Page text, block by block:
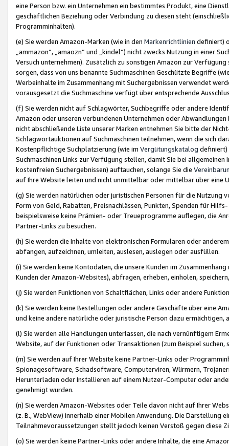
eine Person bzw. ein Unternehmen ein bestimmtes Produkt, eine
geschäftlichen Beziehung oder Verbindung zu diesen steht
Programminhalten).
(e) Sie werden Amazon-Marken (wie in den Markenrichtlinien definiert)
„ammazon“, „amaozn“ und „kindel“) nicht zwecks Nutzung in einer
Versuch unternehmen). Zusätzlich zu sonstigen Amazon zur
sorgen, dass von uns benannte Suchmaschinen Geschützte Begriffe
Werbeinhalte im Zusammenhang mit Suchergebnissen verwendet
vorausgesetzt die Suchmaschine verfügt über entsprechende
(f) Sie werden nicht auf Schlagwörter, Suchbegriffe oder andere
Amazon oder unseren verbundenen Unternehmen oder
nicht abschließende Liste unserer Marken entnehmen Sie bitte der
Schlagwortauktionen auf Suchmaschinen teilnehmen, wenn die sich
Kostenpflichtige Suchplatzierung (wie im Vergütungskatalog definiert)
Suchmaschinen Links zur Verfügung stellen, damit Sie bei
kostenfreien Suchergebnissen) auftauchen, solange Sie die
auf Ihre Website leiten und nicht unmittelbar oder mittelbar über eine
(g) Sie werden natürlichen oder juristischen Personen für die Nutzung
Form von Geld, Rabatten, Preisnachlässen, Punkten, Spenden für
beispielsweise keine Prämien- oder Treueprogramme auflegen, die
Partner-Links zu besuchen.
(h) Sie werden die Inhalte von elektronischen Formularen oder
abfangen, aufzeichnen, umleiten, auslesen, auslegen oder ausfüllen.
(i) Sie werden keine Kontodaten, die unsere Kunden im
Kunden der Amazon-Websites), abfragen, erheben, einholen,
(j) Sie werden Funktionen von Schaltflächen, Links oder andere
(k) Sie werden keine Bestellungen oder andere Geschäfte über eine
und keine andere natürliche oder juristische Person dazu
(l) Sie werden alle Handlungen unterlassen, die nach vernünftigem
Website, auf der Funktionen oder Transaktionen (zum Beispiel
(m) Sie werden auf Ihrer Website keine Partner-Links oder
Spionagesoftware, Schadsoftware, Computerviren, Würmern,
Herunterladen oder Installieren auf einem Nutzer-Computer oder
genehmigt wurden.
(n) Sie werden Amazon-Websites oder Teile davon nicht auf Ihrer
(z. B., WebView) innerhalb einer Mobilen Anwendung. Die Darstellung
Teilnahmevoraussetzungen stellt jedoch keinen Verstoß gegen diese
(o) Sie werden keine Partner-Links oder andere Inhalte, die eine